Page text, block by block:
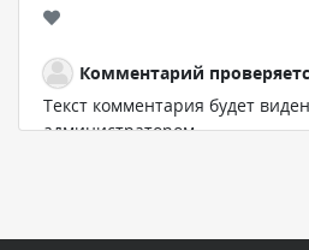
Комментарий
Текст комментария будет
администратором.